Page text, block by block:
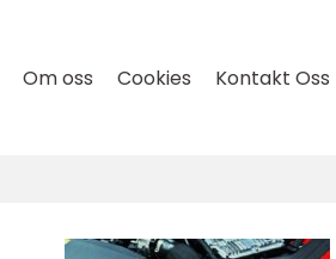
Om oss Cookies Kontakt Oss